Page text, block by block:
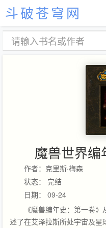
斗破苍穹网
魔兽世界编
作者：克里斯·梅森
状态： 完结
日期： 09-24
《魔兽编年史：第一卷
述了在艾泽拉斯所处宇宙及